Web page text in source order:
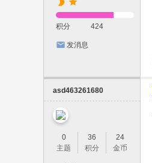
积分 424
发消息
asd463261680
0
主题
36
积分
24
金币